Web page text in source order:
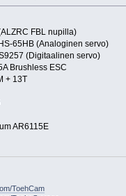
FBL nupilla)
65HB (Analoginen servo)
(Digitaalinen servo)
Brushless ESC
+ 13T
AR6115E
ToehCam